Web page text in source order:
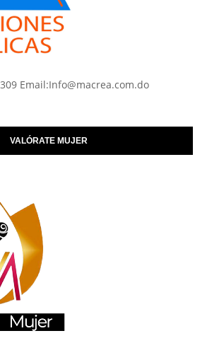
Email:Info@macrea.com.do
VALÓRATE MUJER